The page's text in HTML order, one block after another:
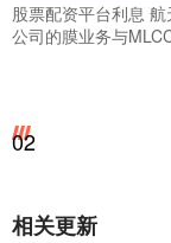
股票配资平台利息 航
公司的膜业务与
02
相关更新